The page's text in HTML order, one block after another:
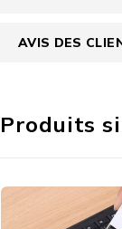
AVIS DES
Produits